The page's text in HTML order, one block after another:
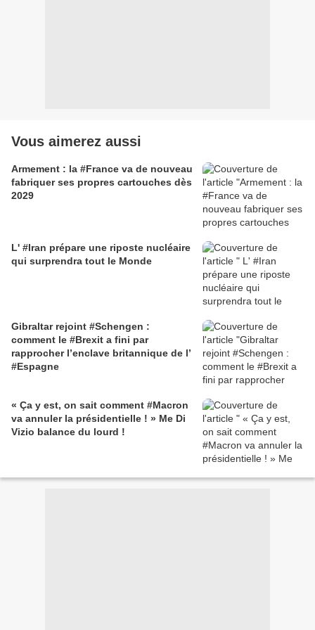
Vous aimerez aussi
Armement : la #France va de nouveau
fabriquer ses propres cartouches dès
2029
L' #Iran prépare une riposte nucléaire
qui surprendra tout le Monde
Gibraltar rejoint #Schengen :
comment le #Brexit a fini par
rapprocher l’enclave britannique de l’
#Espagne
« Ça y est, on sait comment #Macron
va annuler la présidentielle ! » Me Di
Vizio balance du lourd !